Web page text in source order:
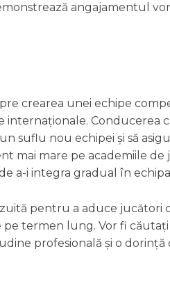
angajamentul
crearea unei echipe
internaționale. Conducerea
suflu nou echipei și să
mai mare pe academiile de
a-i integra gradual în
pentru a aduce jucători
termen lung. Vor fi căutați
profesională și o dorință